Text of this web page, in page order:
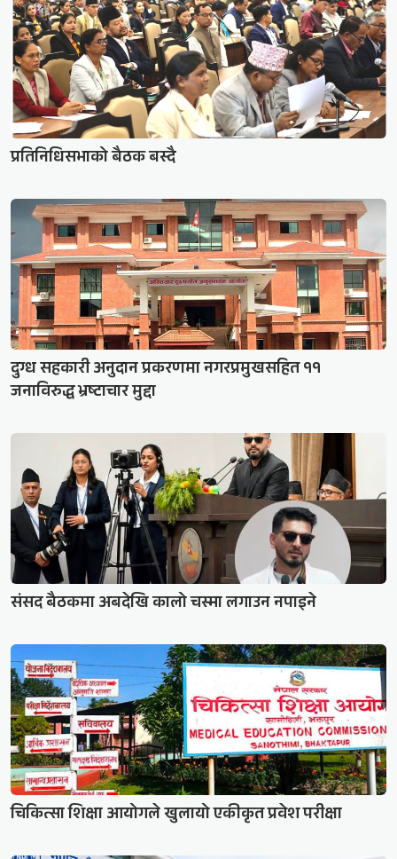
प्रतिनिधिसभाको बैठक बस्दै
दुग्ध सहकारी अनुदान प्रकरणमा नगरप्रमुखसहित ११
जनाविरुद्ध भ्रष्टाचार मुद्दा
संसद बैठकमा अबदेखि कालो चस्मा लगाउन नपाइने
चिकित्सा शिक्षा आयोगले खुलायो एकीकृत प्रवेश परीक्षा